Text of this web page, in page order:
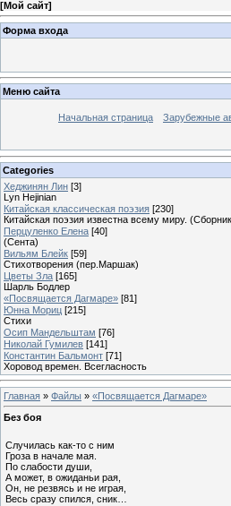
[Мой сайт]
Форма входа
Меню сайта
Начальная страница Зарубежные
Categories
Хеджинян Лин [3]
Lyn Hejinian
Китайская классическая поэзия [230]
Китайская поэзия известна всему миру.
Перцуленко Елена [40]
(Сента)
Вильям Блейк [59]
Стихотворения (пер.Маршак)
Цветы Зла [165]
Шарль Бодлер
«Посвящается Дагмаре» [81]
Юнна Мориц [215]
Стихи
Осип Мандельштам [76]
Николай Гумилев [141]
Константин Бальмонт [71]
Хоровод времен. Всегласность
Главная » Файлы » «Посвящается Дагмаре»
Без боя
Случилась как-то с ним
Гроза в начале мая.
По слабости души,
А может, в ожиданьи рая,
Он, не резвясь и не играя,
Весь сразу спился, сник…